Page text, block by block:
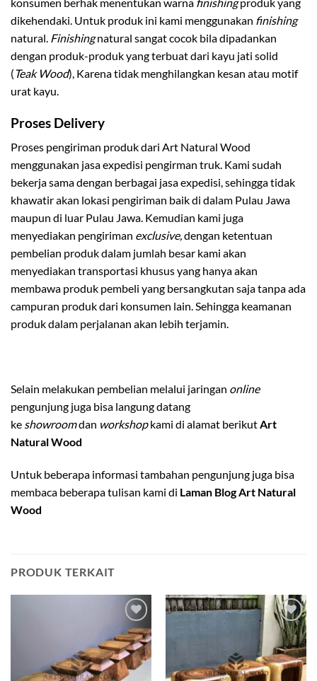
dikehendaki. Untuk produk ini kami menggunakan finishing
natural. Finishingnatural sangat cocok bila dipadankan
dengan produk-produk yang terbuat dari kayu jati solid
(Teak Wood), Karena tidak menghilangkan kesan atau motif
urat kayu.
Proses Delivery
Proses pengiriman produk dari Art Natural Wood
menggunakan jasa expedisi pengirman truk. Kami sudah
bekerja sama dengan berbagai jasa expedisi, sehingga tidak
khawatir akan lokasi pengiriman baik di dalam Pulau Jawa
maupun di luar Pulau Jawa. Kemudian kami juga
menyediakan pengiriman exclusive,dengan ketentuan
pembelian produk dalam jumlah besar kami akan
menyediakan transportasi khusus yang hanya akan
membawa produk pembeli yang bersangkutan saja tanpa ada
campuran produk dari konsumen lain. Sehingga keamanan
produk dalam perjalanan akan lebih terjamin.
Selain melakukan pembelian melalui jaringan online
pengunjung juga bisa langung datang
ke showroomdan workshopkami di alamat berikutArt
Natural Wood
Untuk beberapa informasi tambahan pengunjung juga bisa
membaca beberapa tulisan kami di Laman Blog Art Natural
Wood
PRODUK TERKAIT
Add to
wishlist
Add to
wishlist